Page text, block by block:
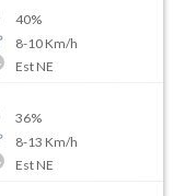
40%
8-10Km/h
Est NE
36%
8-13 Km/h
Est NE